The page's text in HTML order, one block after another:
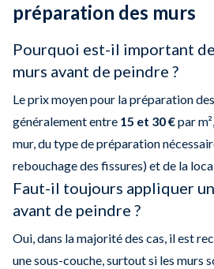
préparation des murs
Pourquoi est-il important
murs avant de peindre ?
Le prix moyen pour la préparation
généralement entre 15 et 30 €par
mur, du type de préparation
rebouchage des fissures) et de la
Faut-il toujours appliquer
avant de peindre ?
Oui, dans la majorité des cas, il est
une sous-couche, surtout si les murs